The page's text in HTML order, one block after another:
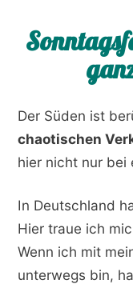
Der Süden ist
chaotischen
hier nicht nur bei
In Deutschland
Hier traue ich
Wenn ich mit
unterwegs bin,